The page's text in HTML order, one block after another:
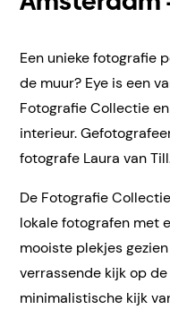
Een unieke fotografie
de muur? Eye is een
Fotografie Collectie
interieur.
fotografe Laura van
De Fotografie
lokale fotografen met
mooiste plekjes
verrassende kijk op
minimalistische kijk